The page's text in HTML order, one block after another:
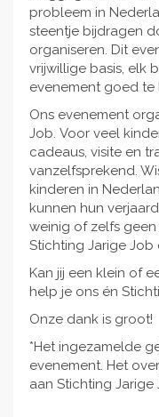
probleem in
steentje bijdragen
organiseren. Dit
vrijwillige basis, elk
evenement goed te
Ons evenement
Job. Voor veel
cadeaus, visite en
vanzelfsprekend.
kinderen in
kunnen hun
weinig of zelfs
Stichting Jarige Job
Kan jij een klein of
help je ons én
Onze dank is groot!
*Het ingezamelde
evenement. Het
aan Stichting Jarige